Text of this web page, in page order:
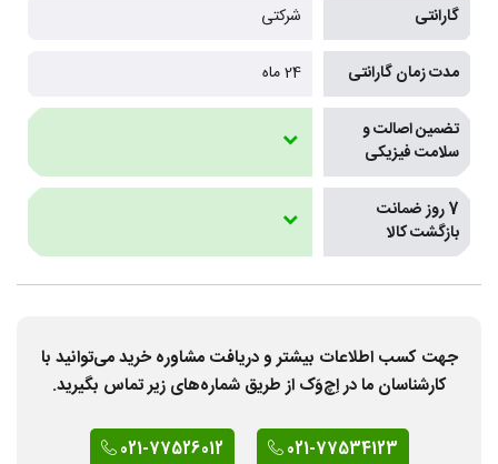
گارانتی شرکتی
مدت زمان گارانتی 24 ماه
تضمین اصالت و
سلامت فیزیکی
7 روز ضمانت
بازگشت کالا
جهت کسب اطلاعات بیشتر و دریافت مشاوره خرید می‌توانید با
کارشناسان ما در اِچ‌وَک از طریق شماره‌های زیر تماس بگیرید.
021-77534123
021-77526012